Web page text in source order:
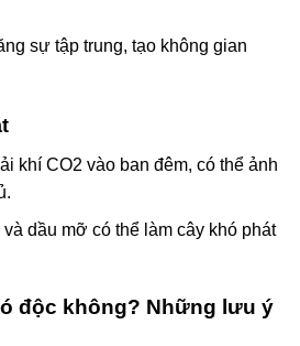
sự tập trung, tạo không gian
khí CO2 vào ban đêm, có thể ảnh
dầu mỡ có thể làm cây khó phát
độc không? Những lưu ý